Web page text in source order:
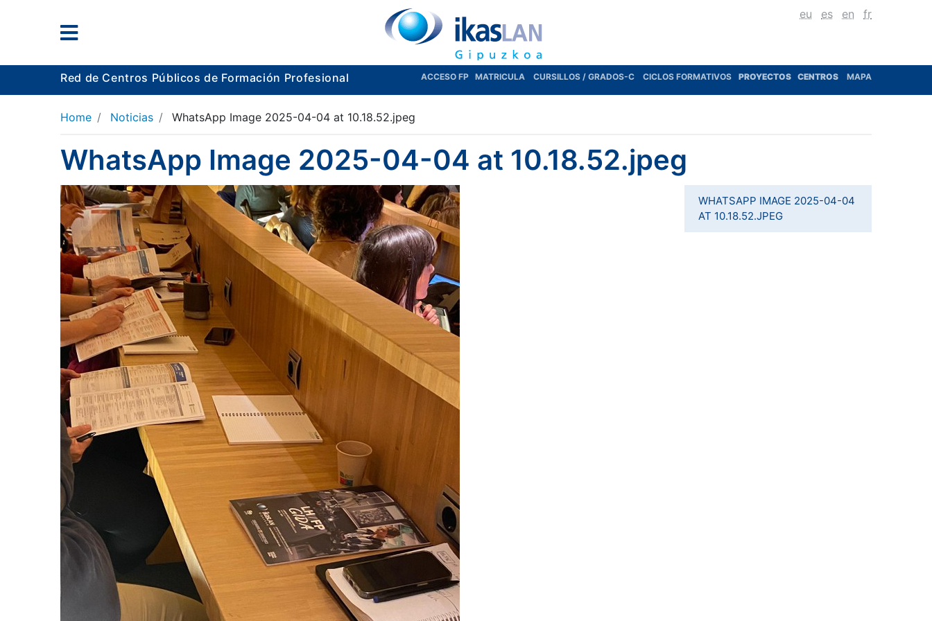
eu es en fr
Red de Centros Públicos de Formación Profesional ACCESO FP MATRICULA CURSILLOS / GRADOS-C CICLOS FORMATIVOS PROYECTOS CENTROS MAPA
Home Noticias WhatsApp Image 2025-04-04 at 10.18.52.jpeg
WhatsApp Image 2025-04-04 at 10.18.52.jpeg
WHATSAPP IMAGE 2025-04-04
AT 10.18.52.JPEG